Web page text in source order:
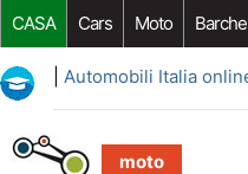
CASA Cars Moto Barche
Riparazione Auto Acquisto
Automobili Italia
moto